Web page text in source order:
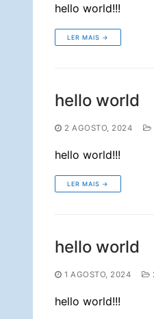
hello world!!!
LER MAIS →
hello world
2 AGOSTO, 2024
hello world!!!
LER MAIS →
hello world
1 AGOSTO, 2024
hello world!!!